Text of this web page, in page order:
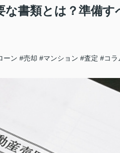
な書類とは？準備
ーン #売却 #マンション #査定 #コラ